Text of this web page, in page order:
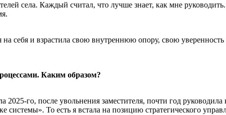
села. Каждый считал, что лучше знает, как мне
на себя и взрастила свою внутреннюю опору, свою
Каким образом?
го, после увольнения заместителя, почти год руководила
системы». То есть я встала на позицию стратегического